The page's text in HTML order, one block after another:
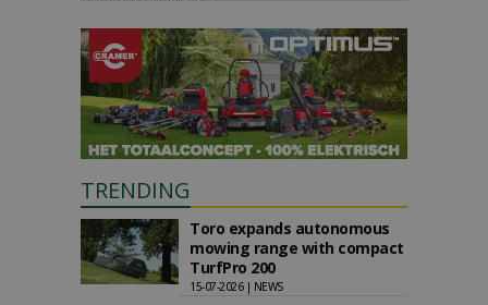
TRENDING
Toro expands autonomous
mowing range with compact
TurfPro 200
15-07-2026 | NEWS